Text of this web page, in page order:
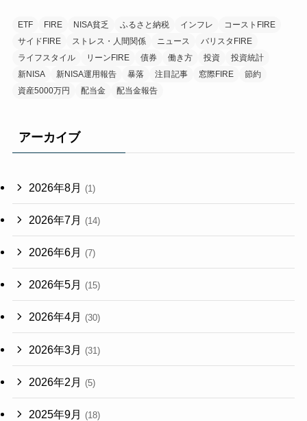
ETF FIRE NISA貧乏 ふるさと納税 インフレ
コーストFIRE
サイドFIRE
ストレス・人間関係 ニュース
バリスタFIRE
ライフスタイル
リーンFIRE 債券 働き方 投資
投資統計
新NISA
新NISA運用報告 暴落 注目記事 窓際FIRE
節約
資産5000万円
配当金 配当金報告
アーカイブ
2026年8月 (1)
2026年7月 (14)
2026年6月 (7)
2026年5月 (15)
2026年4月 (30)
2026年3月 (31)
2026年2月 (5)
2025年9月 (18)